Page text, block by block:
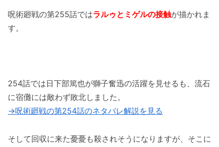
【呪術廻戦】255話のネタバレ最新情報！虎杖
【呪術廻戦】255話のネタバレ最新情報！宿儺
が二度目の黒閃！！
「【呪術廻戦】255話のネタバレ最新情報！ミ
呪術廻戦の第255話ではラルゥとミゲルの接触が描かれま
す。
254話では日下部篤也が獅子奮迅の活躍を見せるも、流石
に宿儺には敵わず敗北しました。
→呪術廻戦の第254話のネタバレ解説を見る
そして回収に来た憂憂も殺されそうになりますが、そこに